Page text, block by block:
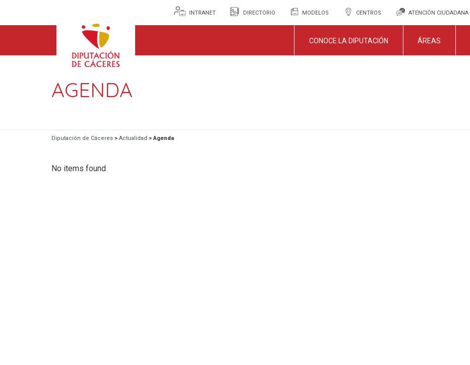
INTRANET DIRECTORIO MODELOS CENTROS ATENCIÓN CIUDADANA
CONOCE LA DIPUTACIÓN ÁREAS
AGENDA
Diputación de Cáceres > Actualidad >Agenda
No items found